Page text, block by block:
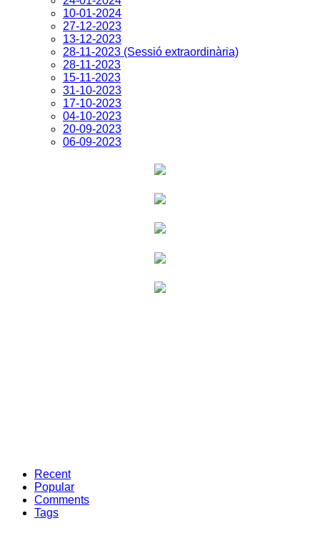
10-01-2024
27-12-2023
13-12-2023
28-11-2023 (Sessió extraordinària)
28-11-2023
15-11-2023
31-10-2023
17-10-2023
04-10-2023
20-09-2023
06-09-2023
Recent
Popular
Comments
Tags